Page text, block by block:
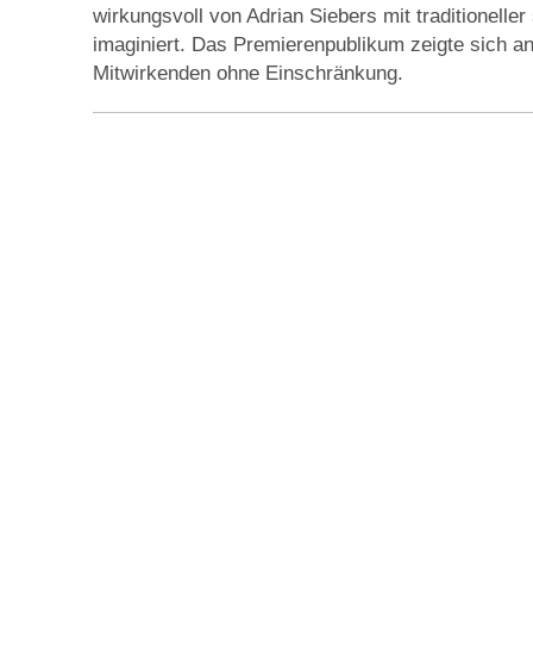
wirkungsvoll von Adrian Siebers mit
imaginiert. Das Premierenpublikum zeigte sich
Mitwirkenden ohne Einschränkung.